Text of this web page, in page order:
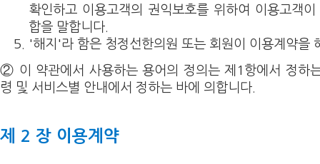
확인하고 이용고객의 권익보호를 위하여 이용고객
합을 말합니다.
'해지'라 함은 청정선한의원 또는 회원이 이용계약을
② 이 약관에서 사용하는 용어의 정의는 제1항에서 정하
령 및 서비스별 안내에서 정하는 바에 의합니다.
제 2 장 이용계약